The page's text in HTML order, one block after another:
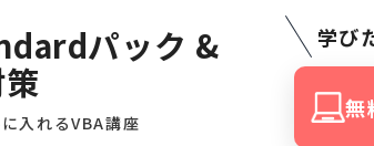
パック &
入れるVBA講座
学び
無